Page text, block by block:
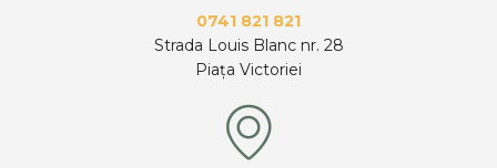
0741 821 821
Strada Louis Blanc nr. 28
Piața Victoriei